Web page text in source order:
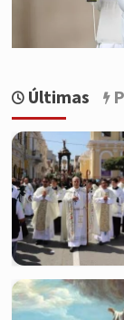
Últimas